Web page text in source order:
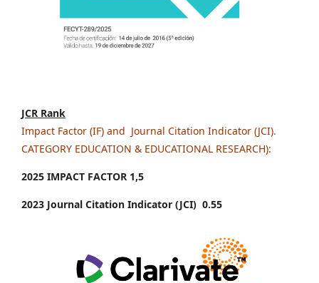
JCR Rank
Impact Factor (IF) and Journal Citation Indicator (JCI).
CATEGORY EDUCATION & EDUCATIONAL RESEARCH):
2025 IMPACT FACTOR 1,5
2023 Journal Citation Indicator (JCI) 0.55